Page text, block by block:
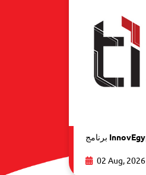
02 Aug, 2026